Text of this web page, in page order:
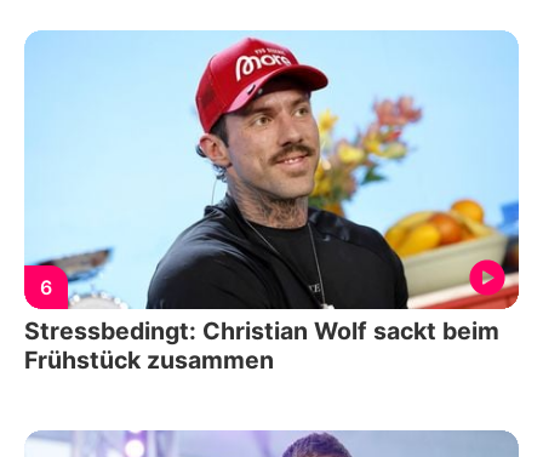
6
Stressbedingt: Christian Wolf sackt beim
Frühstück zusammen